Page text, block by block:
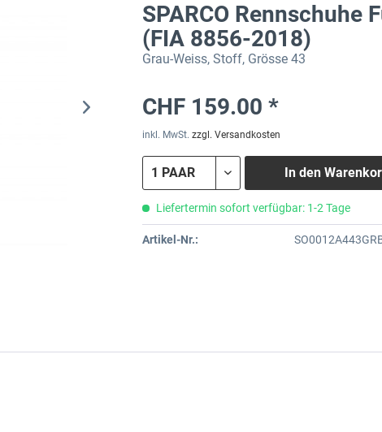
SPARCO Rennschuhe
(FIA 8856-2018)
Grau-Weiss, Stoff, Grösse 43
CHF 159.00 *
inkl. MwSt. zzgl. Versandkosten
In den
Liefertermin sofort verfügbar: 1-2 Tage
Artikel-Nr.: